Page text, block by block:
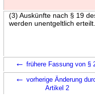
(3) Auskünfte nach § 19
werden unentgeltlich erteilt.
← frühere Fassung von §
← vorherige Änderung
Artikel 2